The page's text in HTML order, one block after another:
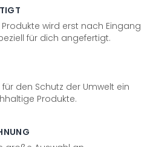
wird erst nach Eingang
für dich angefertigt.
den Schutz der Umwelt ein
Produkte.